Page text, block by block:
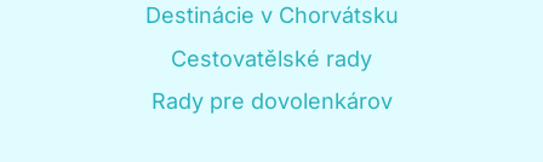
Destinácie v Chorvátsku
Cestovatělské rady
Rady pre dovolenkárov